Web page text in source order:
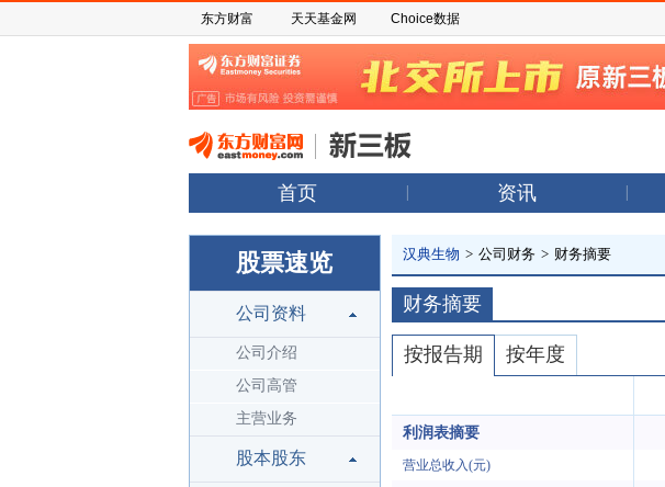
东方财富 天天基金网 Choice数据
首页 资讯
股票速览
公司资料
公司介绍
公司高管
主营业务
股本股东
汉典生物 > 公司财务 > 财务摘要
财务摘要
按报告期 按年度
利润表摘要
营业总收入(元)